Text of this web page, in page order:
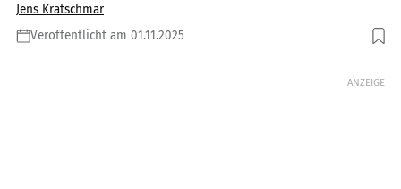
Jens Kratschmar
Veröffentlicht am 01.11.2025
Foto: Triumph
ANZEIGE